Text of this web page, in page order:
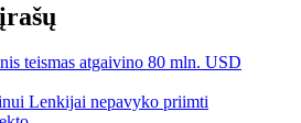
teismas atgaivino 80 mln. USD
Lenkijai nepavyko priimti